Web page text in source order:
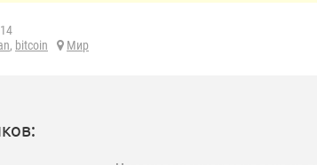
, bitcoin
Мир